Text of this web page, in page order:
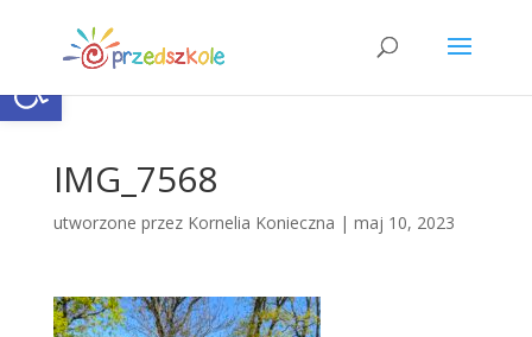
Open toolbar
IMG_7568
utworzone przez Kornelia Konieczna | maj 10, 2023